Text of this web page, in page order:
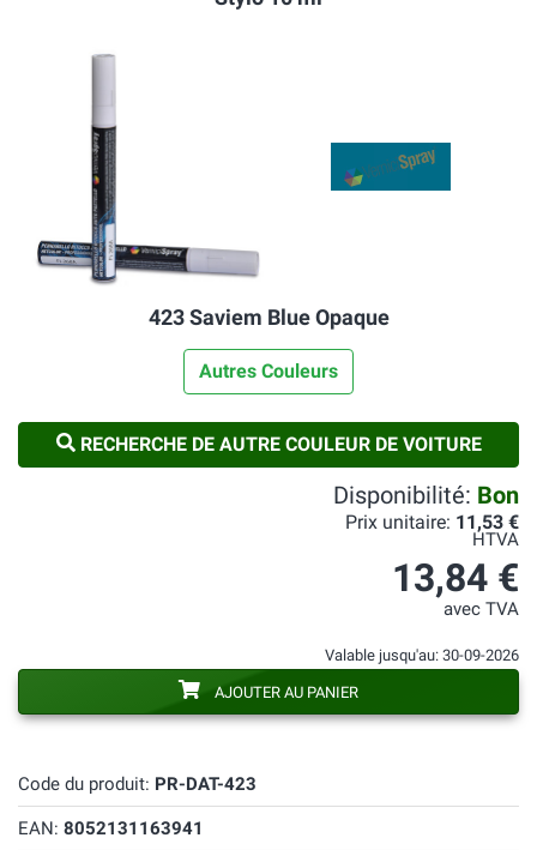
423 Saviem Blue Opaque
Autres Couleurs
RECHERCHE DE AUTRE COULEUR DE VOITURE
Code du produit: PR-DAT-423
EAN: 8052131163941
Disponibilité: Bon
Prix unitaire: 11,53 €
HTVA
13,84 €
avec TVA
Valable jusqu'au: 30-09-2026
AJOUTER AU PANIER